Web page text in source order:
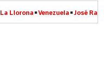
La Llorona Venezuela José